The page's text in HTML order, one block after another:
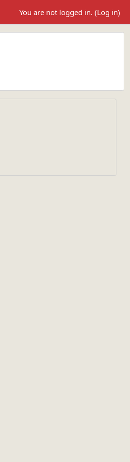
You are not logged in. (Log in)